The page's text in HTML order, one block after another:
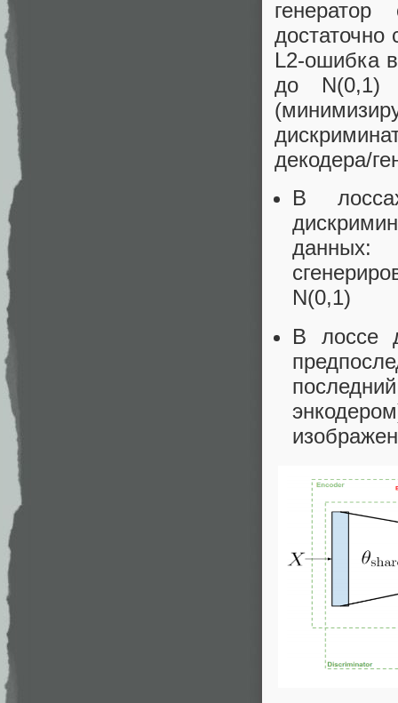
генератор
достаточно
L2-ошибка
до N(0,1)
декодера/
В
данных:
N(0,1)
В лоссе